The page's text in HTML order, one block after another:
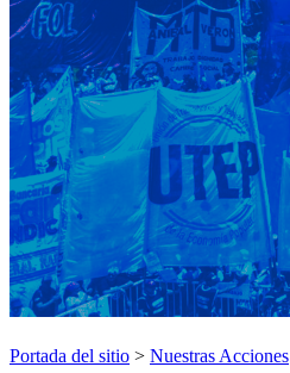
Portada del sitio > Nuestras Acciones